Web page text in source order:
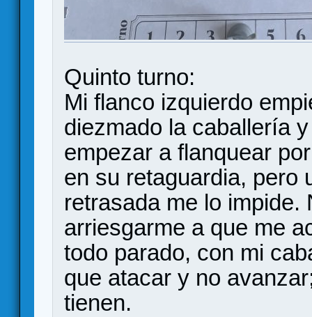
Quinto turno:
Mi flanco izquierdo
diezmado la caballería
empezar a flanquear
en su retaguardia, pero
retrasada me lo impide.
arriesgarme a que me
todo parado, con mi
que atacar y no
tienen.